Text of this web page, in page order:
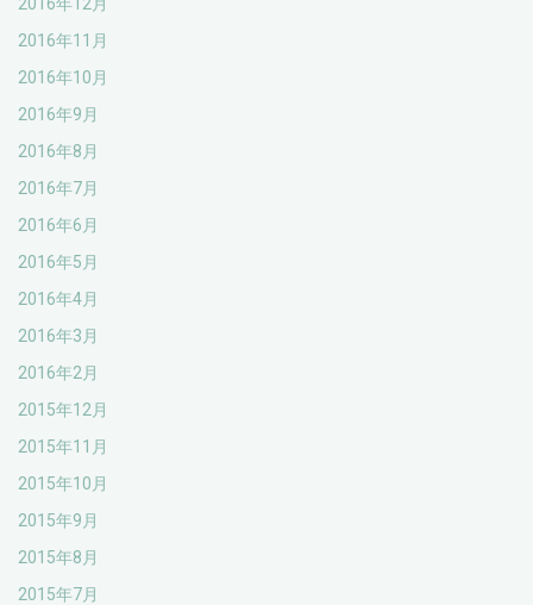
2016年11月
2016年10月
2016年9月
2016年8月
2016年7月
2016年6月
2016年5月
2016年4月
2016年3月
2016年2月
2015年12月
2015年11月
2015年10月
2015年9月
2015年8月
2015年7月